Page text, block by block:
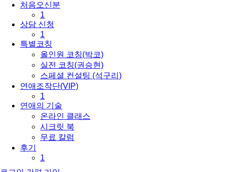
처음오신분
1
상담 신청
1
특별코칭
올인원 코칭(박코)
실전 코칭(권승현)
스페셜 컨설팅 (석구리)
연애조작단(VIP)
1
연애의 기술
온라인 클래스
시크릿 북
무료 칼럼
후기
1